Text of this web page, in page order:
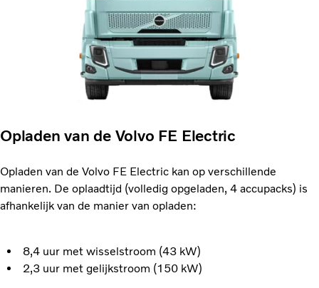
Opladen van de Volvo FE Electric
Opladen van de Volvo FE Electric kan op verschillende
manieren. De oplaadtijd (volledig opgeladen, 4 accupacks) is
afhankelijk van de manier van opladen:
8,4 uur met wisselstroom (43 kW)
2,3 uur met gelijkstroom (150 kW)